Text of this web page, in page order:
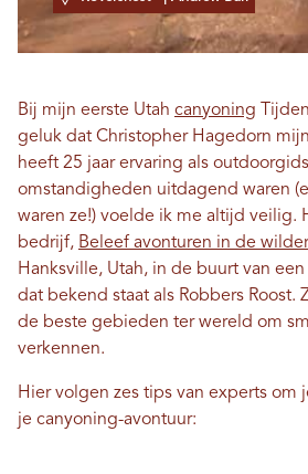
Bij mijn eerste Utah canyoning
geluk dat Christopher Hagedorn
heeft 25 jaar ervaring als
omstandigheden uitdagend waren
waren ze!) voelde ik me altijd veilig.
bedrijf, Beleef avonturen in de
Hanksville, Utah, in de buurt van
dat bekend staat als Robbers Roost.
de beste gebieden ter wereld om
verkennen.
Hier volgen zes tips van experts om
je canyoning-avontuur: